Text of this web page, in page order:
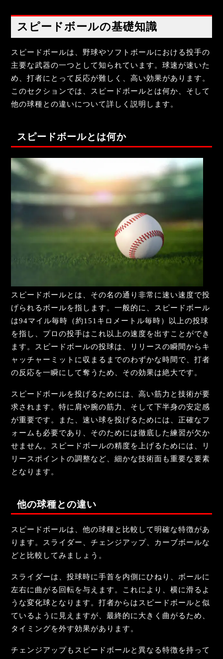
スピードボールの基礎知識
スピードボールは、野球やソフトボールにおける投手の
主要な武器の一つとして知られています。球速が速いた
め、打者にとって反応が難しく、高い効果があります。
このセクションでは、スピードボールとは何か、そして
他の球種との違いについて詳しく説明します。
スピードボールとは何か
スピードボールとは、その名の通り非常に速い速度で投
げられるボールを指します。一般的に、スピードボール
は94マイル毎時（約151キロメートル毎時）以上の投球
を指し、プロの投手はこれ以上の速度を出すことができ
ます。スピードボールの投球は、リリースの瞬間からキ
ャッチャーミットに収まるまでのわずかな時間で、打者
の反応を一瞬にして奪うため、その効果は絶大です。
スピードボールを投げるためには、高い筋力と技術が要
求されます。特に肩や腕の筋力、そして下半身の安定感
が重要です。また、速い球を投げるためには、正確なフ
ォームも必要であり、そのためには徹底した練習が欠か
せません。スピードボールの精度を上げるためには、リ
リースポイントの調整など、細かな技術面も重要な要素
となります。
他の球種との違い
スピードボールは、他の球種と比較して明確な特徴があ
ります。スライダー、チェンジアップ、カーブボールな
どと比較してみましょう。
スライダーは、投球時に手首を内側にひねり、ボールに
左右に曲がる回転を与えます。これにより、横に滑るよ
うな変化球となります。打者からはスピードボールと似
ているように見えますが、最終的に大きく曲がるため、
タイミングを外す効果があります。
チェンジアップもスピードボールと異なる特徴を持って